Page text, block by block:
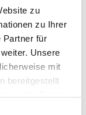
zu
zu Ihrer
Partner für
Unsere
mit
bereitgestellt
der Dienste